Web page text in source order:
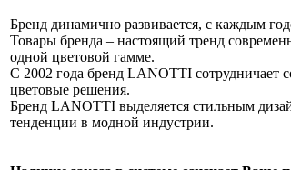
Бренд динамично развивается, с каждым
Товары бренда – настоящий тренд
одной цветовой гамме.
С 2002 года бренд LANOTTI сотрудничает
цветовые решения.
Бренд LANOTTI выделяется стильным
тенденции в модной индустрии.